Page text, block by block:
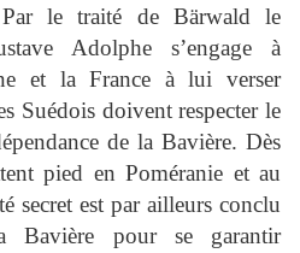
le traité de Bärwald le
Adolphe s’engage à
et la France à lui verser
Suédois doivent respecter le
de la Bavière. Dès
pied en Poméranie et au
secret est par ailleurs conclu
Bavière pour se garantir